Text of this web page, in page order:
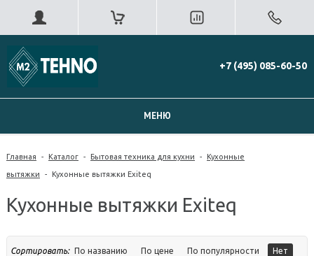
+7 (495) 085-60-50
МЕНЮ
Главная - Каталог - Бытовая техника для кухни - Кухонные
вытяжки - Кухонные вытяжки Exiteq
Кухонные вытяжки Exiteq
Сортировать: По названию По цене По популярности Нет